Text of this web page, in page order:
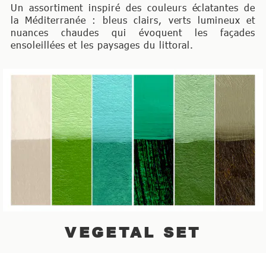
Un assortiment inspiré des couleurs éclatantes de
la Méditerranée : bleus clairs, verts lumineux et
nuances chaudes qui évoquent les façades
ensoleillées et les paysages du littoral.
VEGETAL SET